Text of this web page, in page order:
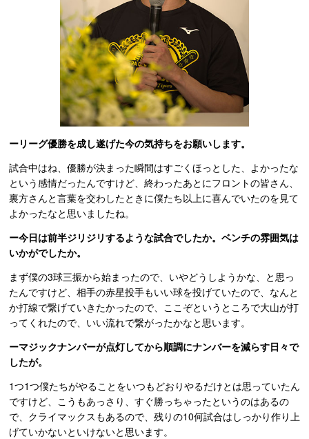
ーリーグ優勝を成し遂げた今の気持ちをお願いします。
試合中はね、優勝が決まった瞬間はすごくほっとした、よかったな
という感情だったんですけど、終わったあとにフロントの皆さん、
裏方さんと言葉を交わしたときに僕たち以上に喜んでいたのを見て
よかったなと思いましたね。
ー今日は前半ジリジリするような試合でしたか。ベンチの雰囲気は
いかがでしたか。
まず僕の3球三振から始まったので、いやどうしようかな、と思っ
たんですけど、相手の赤星投手もいい球を投げていたので、なんと
か打線で繋げていきたかったので、ここぞというところで大山が打
ってくれたので、いい流れで繋がったかなと思います。
ーマジックナンバーが点灯してから順調にナンバーを減らす日々で
したが。
1つ1つ僕たちがやることをいつもどおりやるだけとは思っていたん
ですけど、こうもあっさり、すぐ勝っちゃったというのはあるの
で、クライマックスもあるので、残りの10何試合はしっかり作り上
げていかないといけないと思います。